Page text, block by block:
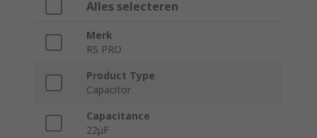
Alles selecteren
Merk
RS PRO
Product Type
Capacitor
Capacitance
22μF